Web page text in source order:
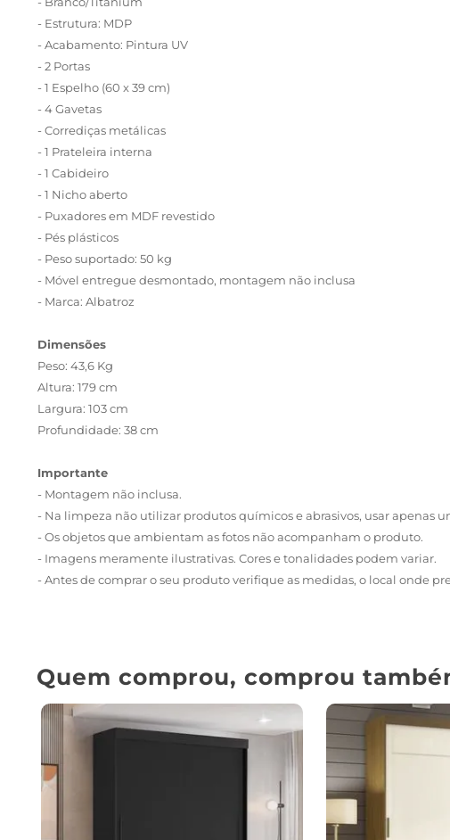
- Estrutura: MDP
- Acabamento: Pintura UV
- 2 Portas
- 1 Espelho (60 x 39 cm)
- 4 Gavetas
- Corrediças metálicas
- 1 Prateleira interna
- 1 Cabideiro
- 1 Nicho aberto
- Puxadores em MDF revestido
- Pés plásticos
- Peso suportado: 50 kg
- Móvel entregue desmontado, montagem não inclusa
- Marca: Albatroz
Dimensões
Peso: 43,6 Kg
Altura: 179 cm
Largura: 103 cm
Profundidade: 38 cm
Importante
- Montagem não inclusa.
- Na limpeza não utilizar produtos químicos e abrasivos, usar apenas
- Os objetos que ambientam as fotos não acompanham o produto.
- Imagens meramente ilustrativas. Cores e tonalidades podem variar.
- Antes de comprar o seu produto verifique as medidas, o local onde
Quem comprou, comprou